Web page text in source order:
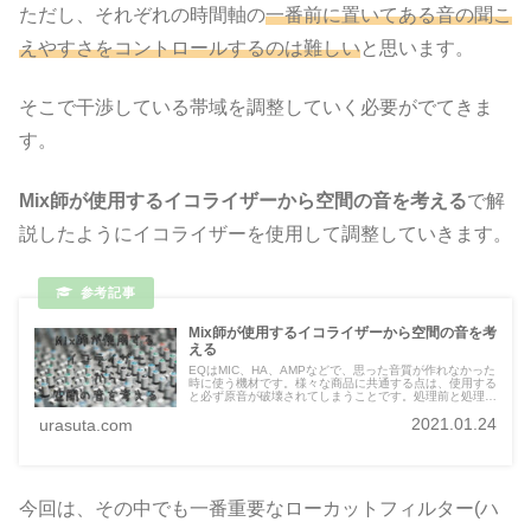
ただし、それぞれの時間軸の一番前に置いてある音の聞こ
えやすさをコントロールするのは難しいと思います。
そこで干渉している帯域を調整していく必要がでてきま
す。
Mix師が使用するイコライザーから空間の音を考えるで解
説したようにイコライザーを使用して調整していきます。
Mix師が使用するイコライザーから空間の音を考
える
EQはMIC、HA、AMPなどで、思った音質が作れなかった
時に使う機材です。様々な商品に共通する点は、使用する
と必ず原音が破壊されてしまうことです。処理前と処理
urasuta.com 2021.01.24
今回は、その中でも一番重要なローカットフィルター(ハ